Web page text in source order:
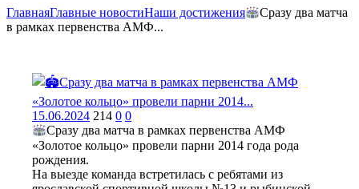
ГлавнаяГлавные новостиНаши достижения
Сразу два матча
в рамках первенства АМФ...
15.06.2024 214 0 0
Сразу два матча в рамках первенства АМФ
«Золотое кольцо» провели парни 2014 года рода
рождения.
На выезде команда встретилась с ребятами из